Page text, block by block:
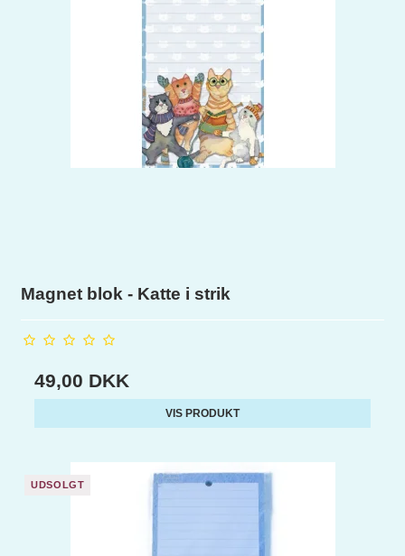
Magnet blok - Katte i strik
49,00 DKK
VIS PRODUKT
UDSOLGT